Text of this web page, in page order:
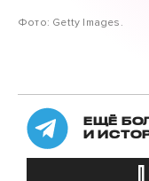
Фото: Getty Images.
ЕЩЁ
И